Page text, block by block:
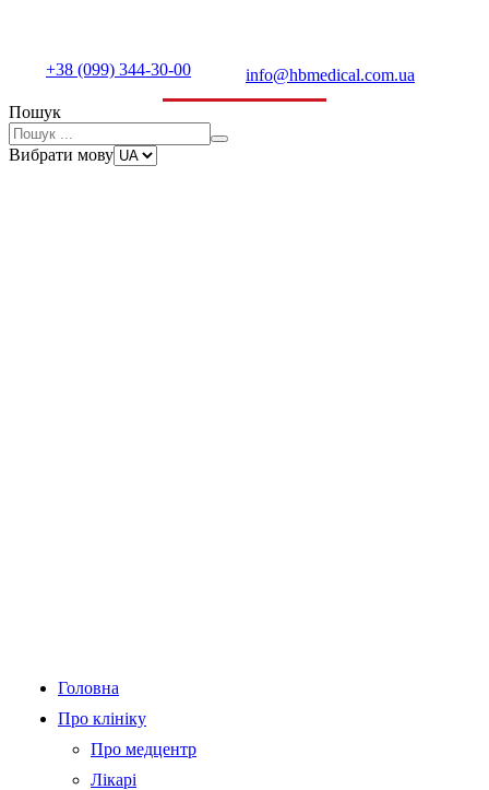
+38 (099) 344-30-00
info@hbmedical.com.ua
Пошук
Вибрати мову
Головна
Про клініку
Про медцентр
Лікарі